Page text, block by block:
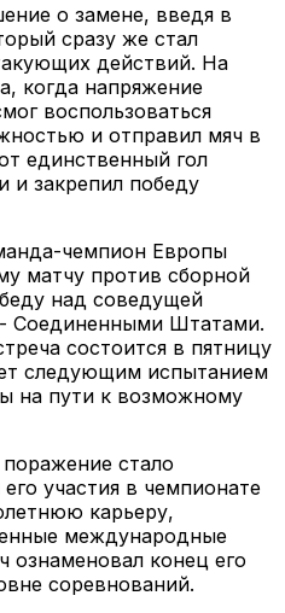
о замене, введя в
сразу же стал
действий. На
когда напряжение
воспользоваться
и отправил мяч в
единственный гол
и закрепил победу
чемпион Европы
матчу против сборной
над соведущей
Соединенными Штатами.
состоится в пятницу
следующим испытанием
на пути к возможному
стало
участия в чемпионате
карьеру,
международные
ознаменовал конец его
соревнований.